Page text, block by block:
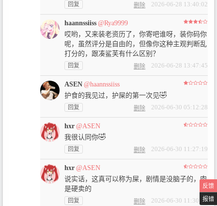
回复 删除 2026-06-28 13:40:02
haannssiiss @Rya9999
哎哟，又来装老资历了，你寄吧谁呀，装你码你
呢，虽然评分是自由的，但像你这种主观判断乱
打分的，跟凑鲨芙有什么区别？
回复 删除 2026-06-28 13:47:45
ASEN @haannssiiss
护食的我见过，护屎的第一次见🤣
回复 删除 2026-06-30 05:12:28
hxr @ASEN
我很认同你🤣
回复 删除 2026-06-30 11:27:19
hxr @ASEN
说实话，这真可以称为屎，剧情是没脑子的，肉
是硬卖的
回复 删除 2026-06-30 11:30:48
反馈
报错